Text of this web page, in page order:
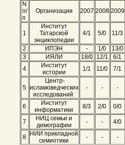
N
п/
п
Организации 2007 2008 2009
1
Институт
Татарской
энциклопедии
4/1 5/0 11/3
2 ИПЭН - 1/0
13/0
3
ИЯЛИ 18/0 12/1
6/1
4
Институт
истории
1/1 11/0 7/1
5
Центр-
исламоведческих
исследований
- - -
6
Институт
информатики
8/3 2/0 0/0
7
НИЦ семьи и
демографии
- - 4/0
8
НИИ прикладной
семиотики
- - -